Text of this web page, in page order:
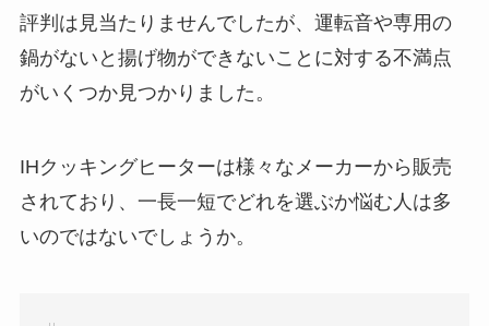
評判は見当たりませんでしたが、運転音や専用の
鍋がないと揚げ物ができないことに対する不満点
がいくつか見つかりました。
IHクッキングヒーターは様々なメーカーから販売
されており、一長一短でどれを選ぶか悩む人は多
いのではないでしょうか。